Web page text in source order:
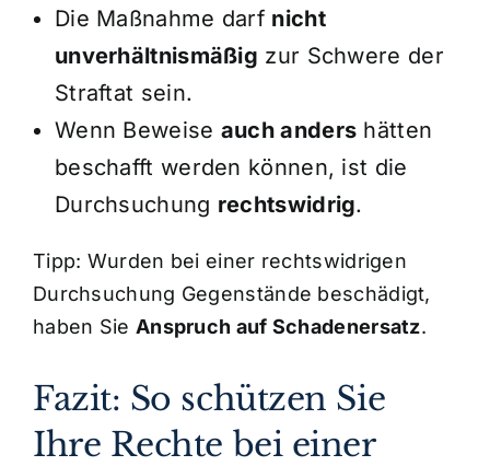
Die Maßnahme darf nicht
unverhältnismäßig zur Schwere der
Straftat sein.
Wenn Beweise auch anders hätten
beschafft werden können, ist die
Durchsuchung rechtswidrig.
Tipp: Wurden bei einer rechtswidrigen
Durchsuchung Gegenstände beschädigt,
haben Sie Anspruch auf Schadenersatz.
Fazit: So schützen Sie
Ihre Rechte bei einer